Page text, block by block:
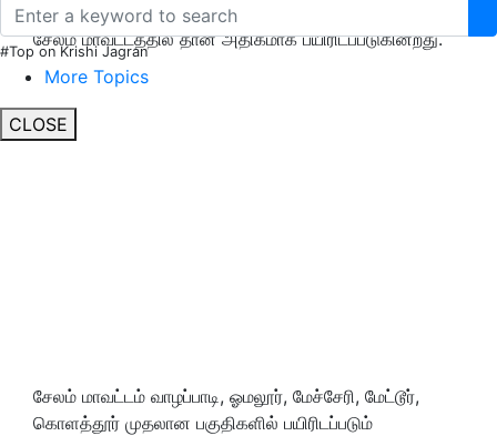
#Top on Krishi Jagran
More Topics
CLOSE
செங்கரும்புகள் தமிழ்நாட்டில் எங்கும் இல்லாத அளவில்
சேலம் மாவட்டத்தில் தான் அதிகமாக பயிரிடப்படுகின்றது.
சேலம் மாவட்டம் வாழப்பாடி, ஓமலூர், மேச்சேரி, மேட்டூர்,
கொளத்தூர் முதலான பகுதிகளில் பயிரிடப்படும்